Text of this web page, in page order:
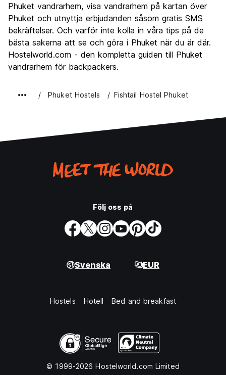
Festa
8.2
Värde för pengarna
7.1
Phuket vandrarhem, visa vandrarhem på kartan över
Phuket och utnyttja erbjudanden såsom gratis SMS
bekräftelser. Och varför inte kolla in våra tips på de
bästa sakerna att se och göra i Phuket när du är där.
Hostelworld.com - den kompletta guiden till Phuket
vandrarhem för backpackers.
Phuket Hostels Fishtail Hostel Phuket
Följ oss på
Svenska EUR
Hostels Hotell Bed and breakfast
© 1999-2026 Hostelworld.com Limited